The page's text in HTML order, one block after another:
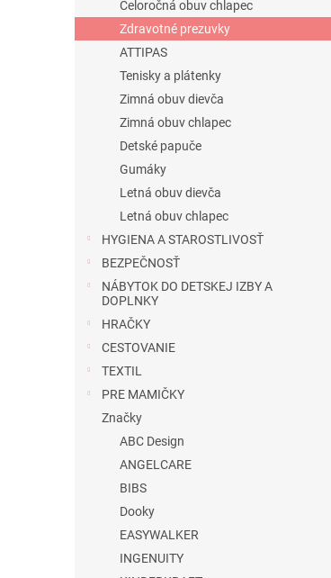
Celoročná obuv chlapec
Zdravotné prezuvky
ATTIPAS
Tenisky a plátenky
Zimná obuv dievča
Zimná obuv chlapec
Detské papuče
Gumáky
Letná obuv dievča
Letná obuv chlapec
HYGIENA A STAROSTLIVOSŤ
BEZPEČNOSŤ
NÁBYTOK DO DETSKEJ IZBY A
DOPLNKY
HRAČKY
CESTOVANIE
TEXTIL
PRE MAMIČKY
Značky
ABC Design
ANGELCARE
BIBS
Dooky
EASYWALKER
INGENUITY